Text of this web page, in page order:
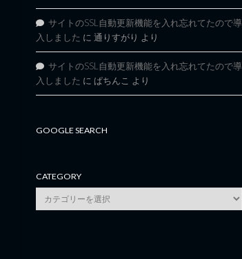
サイトのSSL自動更新機能を入れ忘れてたので導
入しました に 通りすがり より
サイトのSSL自動更新機能を入れ忘れてたので導
入しました に ぱちんこ より
GOOGLE SEARCH
CATEGORY
category